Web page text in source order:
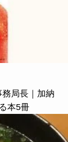
局長｜加納
本5冊